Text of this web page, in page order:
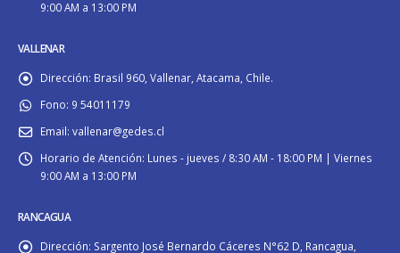
9:00 AM a 13:00 PM
VALLENAR
Dirección: Brasil 960, Vallenar, Atacama, Chile.
Fono: 9 54011179
Email: vallenar@gedes.cl
Horario de Atención: Lunes - jueves / 8:30 AM - 18:00 PM | Viernes
9:00 AM a 13:00 PM
RANCAGUA
Dirección: Sargento José Bernardo Cáceres N°62 D, Rancagua,